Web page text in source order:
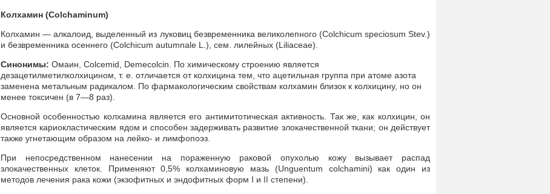
Колхамин (Colchaminum)
Колхамин — алкалоид, выделенный из луковиц безвременника великолепного (Colchicum speciosum Stev.)
и безвременника осеннего (Colchicum autumnale L.), сем. лилейных (Liliaceae).
Синонимы: Омаин, Colcemid, Demecolcin. По химическому строению является
дезацетилметилколхицином, т. е. отличается от колхицина тем, что ацетильная группа при атоме азота
заменена метальным радикалом. По фармакологическим свойствам колхамин близок к колхицину, но он
менее токсичен (в 7—8 раз).
Основной особенностью колхамина является его антимитотическая активность. Так же, как колхицин, он
является кариокластическим ядом и способен задерживать развитие злокачественной ткани; он действует
также угнетающим образом на лейко- и лимфопоэз.
При непосредственном нанесении на пораженную раковой опухолью кожу вызывает распад
злокачественных клеток. Применяют 0,5% колхаминовую мазь (Unguentum colchamini) как один из
методов лечения рака кожи (экзофитных и эндофитных форм I и
степени).